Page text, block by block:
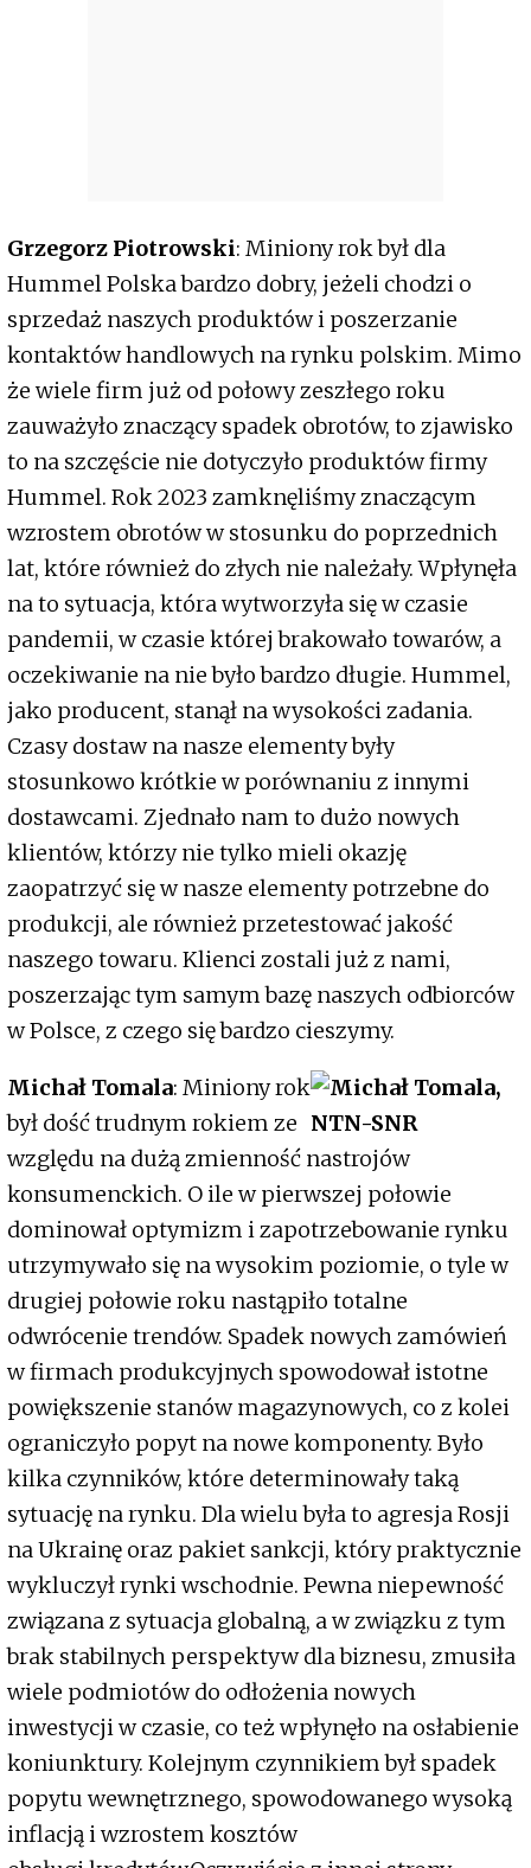
Grzegorz Piotrowski: Miniony rok był dla
Hummel Polska bardzo dobry, jeżeli chodzi o
sprzedaż naszych produktów i poszerzanie
kontaktów handlowych na rynku polskim. Mimo
że wiele firm już od połowy zeszłego roku
zauważyło znaczący spadek obrotów, to zjawisko
to na szczęście nie dotyczyło produktów firmy
Hummel. Rok 2023 zamknęliśmy znaczącym
wzrostem obrotów w stosunku do poprzednich
lat, które również do złych nie należały. Wpłynęła
na to sytuacja, która wytworzyła się w czasie
pandemii, w czasie której brakowało towarów, a
oczekiwanie na nie było bardzo długie. Hummel,
jako producent, stanął na wysokości zadania.
Czasy dostaw na nasze elementy były
stosunkowo krótkie w porównaniu z innymi
dostawcami. Zjednało nam to dużo nowych
klientów, którzy nie tylko mieli okazję
zaopatrzyć się w nasze elementy potrzebne do
produkcji, ale również przetestować jakość
naszego towaru. Klienci zostali już z nami,
poszerzając tym samym bazę naszych odbiorców
w Polsce, z czego się bardzo cieszymy.
Michał Tomala: Miniony rok
był dość trudnym rokiem ze
względu na dużą zmienność nastrojów
konsumenckich. O ile w pierwszej połowie
dominował optymizm i zapotrzebowanie rynku
utrzymywało się na wysokim poziomie, o tyle w
drugiej połowie roku nastąpiło totalne
odwrócenie trendów. Spadek nowych zamówień
w firmach produkcyjnych spowodował istotne
powiększenie stanów magazynowych, co z kolei
ograniczyło popyt na nowe komponenty. Było
kilka czynników, które determinowały taką
sytuację na rynku. Dla wielu była to agresja Rosji
na Ukrainę oraz pakiet sankcji, który praktycznie
wykluczył rynki wschodnie. Pewna niepewność
związana z sytuacja globalną, a w związku z tym
brak stabilnych perspektyw dla biznesu, zmusiła
wiele podmiotów do odłożenia nowych
inwestycji w czasie, co też wpłynęło na osłabienie
koniunktury. Kolejnym czynnikiem był spadek
popytu wewnętrznego, spowodowanego wysoką
inflacją i wzrostem kosztów